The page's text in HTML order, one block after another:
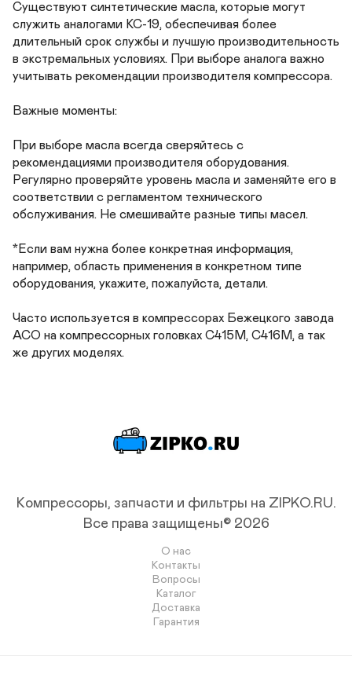
Существуют синтетические масла, которые могут
служить аналогами КС-19, обеспечивая более
длительный срок службы и лучшую производительность
в экстремальных условиях. При выборе аналога важно
учитывать рекомендации производителя компрессора.
Важные моменты:
При выборе масла всегда сверяйтесь с
рекомендациями производителя оборудования.
Регулярно проверяйте уровень масла и заменяйте его в
соответствии с регламентом технического
обслуживания. Не смешивайте разные типы масел.
*Если вам нужна более конкретная информация,
например, область применения в конкретном типе
оборудования, укажите, пожалуйста, детали.
Часто используется в компрессорах Бежецкого завода
АСО на компрессорных головках С415М, C416М, а так
же других моделях.
Компрессоры, запчасти и фильтры на ZIPKO.RU.
Все права защищены© 2026
О нас
Контакты
Вопросы
Каталог
Доставка
Гарантия